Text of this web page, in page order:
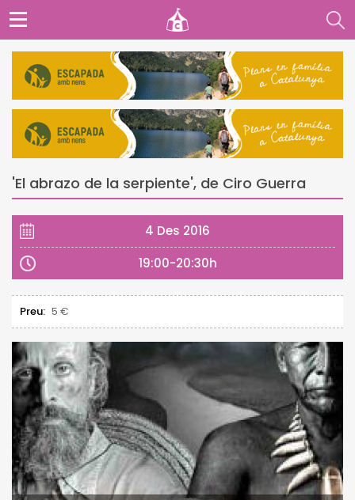
'El abrazo de la serpiente', de Ciro Guerra
4 Des 2016
19:00-20:30h
Preu: 5 €